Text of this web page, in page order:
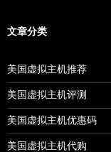
文章分类
美国虚拟主机推荐
美国虚拟主机评测
美国虚拟主机优惠码
美国虚拟主机代购